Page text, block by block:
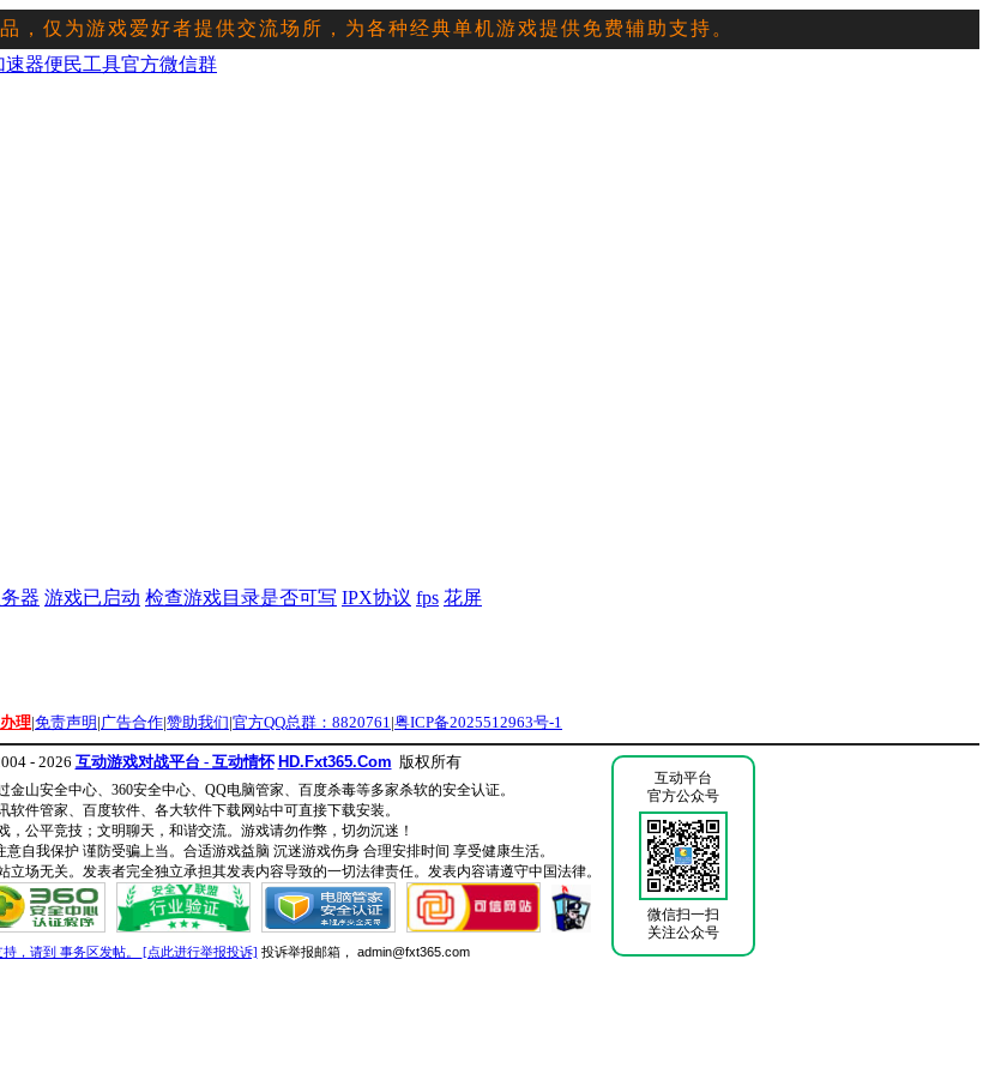
，仅为游戏爱好者提供交流场所，为各种经典单机游戏提供免费辅助支持。
征服者 魔兽 星际 红警 突袭 直播频道 下载平台 会员 互币
速器便民工具官方微信群
器 游戏已启动 检查游戏目录是否可写 IPX协议 fps 花屏
理|免责声明 |广告合作|赞助我们|官方QQ总群：8820761 |粤ICP备2025512963号-1
- 2026 互动游戏对战平台 - 互动情怀 HD.Fxt365.Com 版权所有
金山安全中心、360安全中心、QQ电脑管家、百度杀毒等多家杀软的安全认证。
软件管家、百度软件、各大软件下载网站中可直接下载安装。
，公平竞技；文明聊天，和谐交流。游戏请勿作弊，切勿沉迷！
自我保护 谨防受骗上当。合适游戏益脑 沉迷游戏伤身 合理安排时间 享受健康生活。
立场无关。发表者完全独立承担其发表内容导致的一切法律责任。发表内容请遵守中国法律。
，请到 事务区发帖。 [点此进行举报投诉] 投诉举报邮箱， admin@fxt365.com
互动平台
官方公众号
微信扫一扫
关注公众号